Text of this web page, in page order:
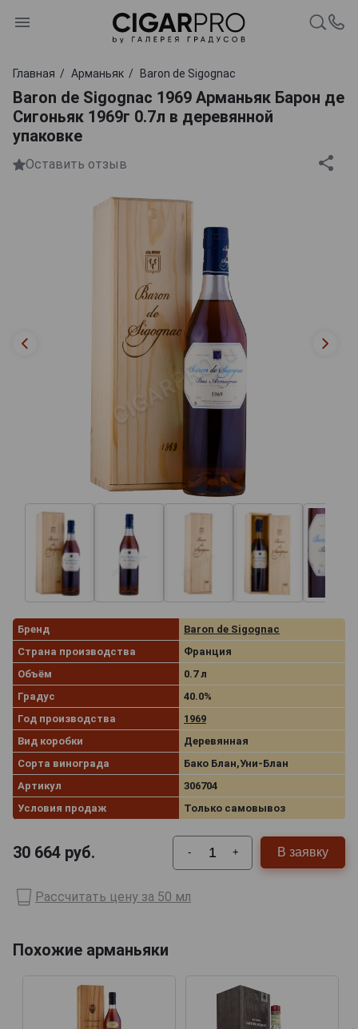
Главная Арманьяк Baron de Sigognac
Baron de Sigognac 1969 Арманьяк Барон де
Сигоньяк 1969г 0.7л в деревянной
упаковке
Оставить отзыв
Бренд
Baron de Sigognac
Страна производства
Франция
Объём
0.7 л
Градус
40.0%
Год производства
1969
Вид коробки
Деревянная
Сорта винограда
Бако Блан,Уни-Блан
Артикул
306704
Условия продаж
Только самовывоз
30 664 руб. - + В заявку
Рассчитать цену за 50 мл
Похожие арманьяки